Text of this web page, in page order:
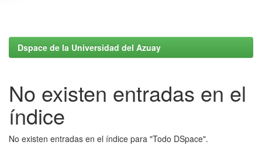
Dspace de la Universidad del Azuay
No existen entradas en el
índice
No existen entradas en el índice para "Todo DSpace".